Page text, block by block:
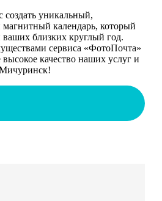
создать уникальный,
календарь, который
ваших близких круглый год.
сервиса «ФотоПочта»
качество наших услуг и